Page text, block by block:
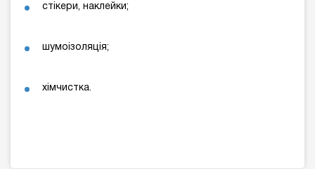
стікери, наклейки;
шумоізоляція;
хімчистка.